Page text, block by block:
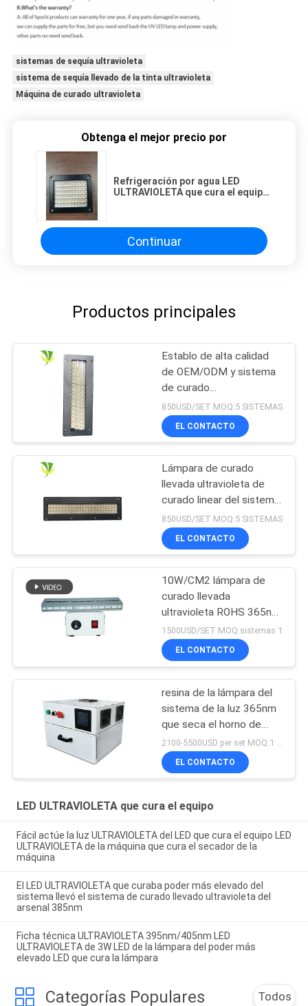
sistemas de sequía ultravioleta
sistema de sequía llevado de la tinta ultravioleta
Máquina de curado ultravioleta
Obtenga el mejor precio por
Refrigeración por agua LED
ULTRAVIOLETA que cura el equipo
Continuar
Productos principales
Establo de alta calidad
de OEM/ODM y sistema
de curado
ULTRAVIOLETA
refrigerado por agua
seguro de la
LED para la máquina de
impresión en offset
850USD/SET MOQ:5 SISTEMAS
EL CONTACTO
Lámpara de curado
llevada ultravioleta de
curado linear del sistema
365nm 395nm 405nm de
Shenzhen 1200w
850USD/SET MOQ:5 SISTEMAS
EL CONTACTO
10W/CM2 lámpara de
curado llevada
ultravioleta ROHS 365nm
para la capa de la resina
1500USD/SET MOQ:sistemas 1
EL CONTACTO
resina de la lámpara del
sistema de la luz 365nm
que seca el horno de
curado llevado
ultravioleta de la caja
405nm
2100-5500USD per set MOQ:1 sistema
EL CONTACTO
LED ULTRAVIOLETA que cura el equipo
Fácil actúe la luz ULTRAVIOLETA del LED que cura el equipo LED
ULTRAVIOLETA de la máquina que cura el secador de la
máquina
El LED ULTRAVIOLETA que curaba poder más elevado del
sistema llevó el sistema de curado llevado ultravioleta del
arsenal 385nm
Ficha técnica ULTRAVIOLETA 395nm/405nm LED
ULTRAVIOLETA de 3W LED de la lámpara del poder más
elevado LED que cura la lámpara
Categorías Populares Todos